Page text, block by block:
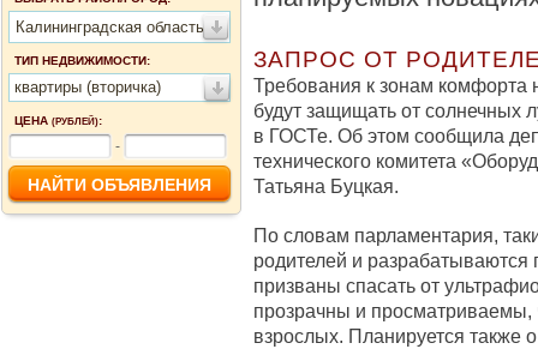
Калининградская область
ТИП НЕДВИЖИМОСТИ:
квартиры (вторичка)
ЦЕНА (РУБЛЕЙ):
-
ЗАПРОС ОТ
Требования к зонам комфорта
будут защищать от солнечных
в ГОСТе. Об этом сообщила
технического комитета
Татьяна Буцкая.
По словам парламентария,
родителей и
призваны спасать от
прозрачны и
взрослых. Планируется также